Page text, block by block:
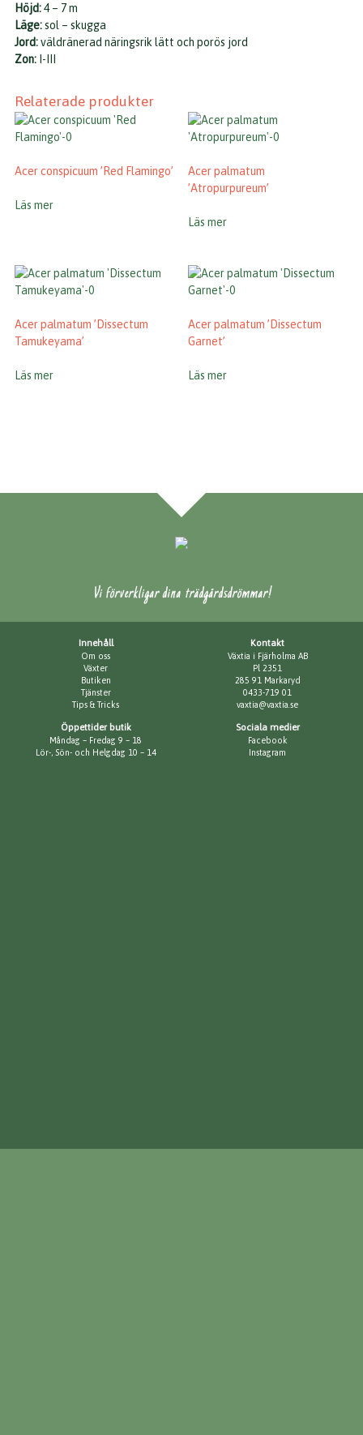
Höjd:4 – 7 m
Läge:sol – skugga
Jord:väldränerad näringsrik lätt och porös jord
Zon: I-III
Relaterade produkter
Acer conspicuum ’Red Flamingo’
Läs mer
Acer palmatum
’Atropurpureum’
Läs mer
Acer palmatum ’Dissectum
Tamukeyama’
Läs mer
Acer palmatum ’Dissectum
Garnet’
Läs mer
Vi förverkligar dina trädgårdsdrömmar!
Innehåll
Om oss
Växter
Butiken
Tjänster
Tips & Tricks
Kontakt
Växtia i Fjärholma AB
Pl 2351
285 91 Markaryd
0433-719 01
vaxtia@vaxtia.se
Öppettider butik
Måndag – Fredag 9 – 18
Lör-, Sön- och Helgdag 10 – 14
Sociala medier
Facebook
Instagram